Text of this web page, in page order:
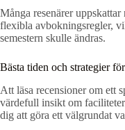
Många resenärer
flexibla avbokningsregler,
semestern skulle ändras.
Bästa tiden och strategier
Att läsa recensioner om ett
värdefull insikt om
dig att göra ett välgrundat